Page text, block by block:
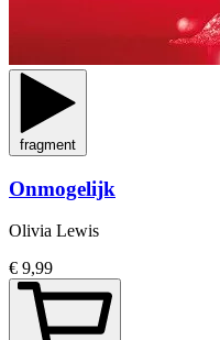
fragment
Onmogelijk
Olivia Lewis
€ 9,99